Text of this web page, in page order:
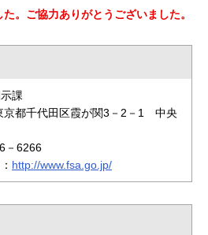
。ご協力ありがとうございました。
課
都千代田区霞が関3－2－1 中央
－6266
http://www.fsa.go.jp/